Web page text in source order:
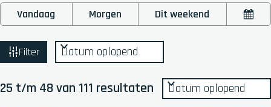
W
a
z
o
W
a
n
e
Vandaag Morgen Dit weekend
K
d
a
Filter
S
o
r
e
25 t/m 48 van 111 resultaten
S